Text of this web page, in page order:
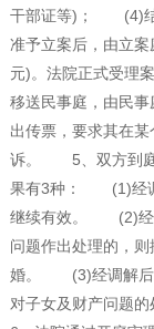
干部证等)； (4)结
准予立案后，由立
元)。法院正式受理
移送民事庭，由民
出传票，要求其在
诉。 5、双方到庭
果有3种： (1)经调
继续有效。 (2)经
问题作出处理的，
婚。 (3)经调解后
对子女及财产问题